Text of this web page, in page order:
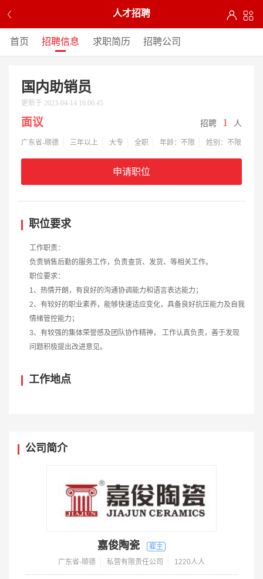
人才招聘
首页 招聘信息 求职简历 招聘公司
国内助销员
更新于 2023-04-14 16:06:45
面议 招聘 1 人
广东省-顺德 三年以上 大专 全职 年龄：不限 姓别：不限
申请职位
职位要求
工作职责：
负责销售后勤的服务工作，负责查货、发货、等相关工作。
职位要求：
1、热情开朗，有良好的沟通协调能力和语言表达能力；
2、有较好的职业素养，能够快速适应变化，具备良好抗压能力及自我
情绪管控能力；
3、有较强的集体荣誉感及团队协作精神， 工作认真负责，善于发现
问题积极提出改进意见。
工作地点
公司简介
嘉俊陶瓷
广东省-顺德 私营有限责任公司 1220人人